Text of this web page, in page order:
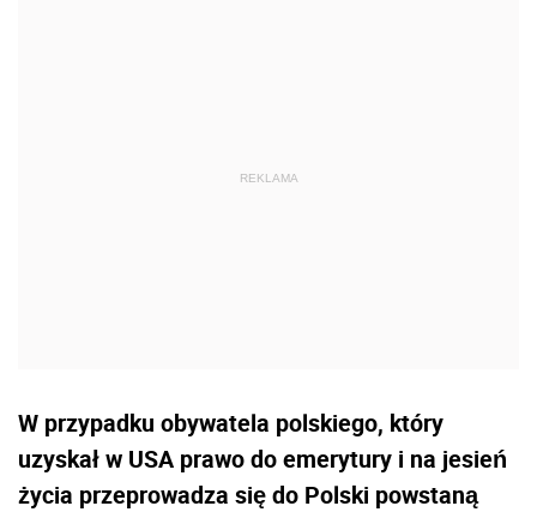
W przypadku obywatela polskiego, który
uzyskał w USA prawo do emerytury i na jesień
życia przeprowadza się do Polski powstaną